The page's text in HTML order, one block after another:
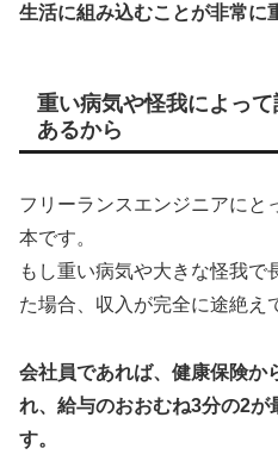
生活に組み込むことが非常に
重い病気や怪我によっ
あるから
フリーランスエンジニアにと
本です。
もし重い病気や大きな怪我で
た場合、収入が完全に途絶え
会社員であれば、健康保険か
れ、給与のおおむね3分の2が
す。